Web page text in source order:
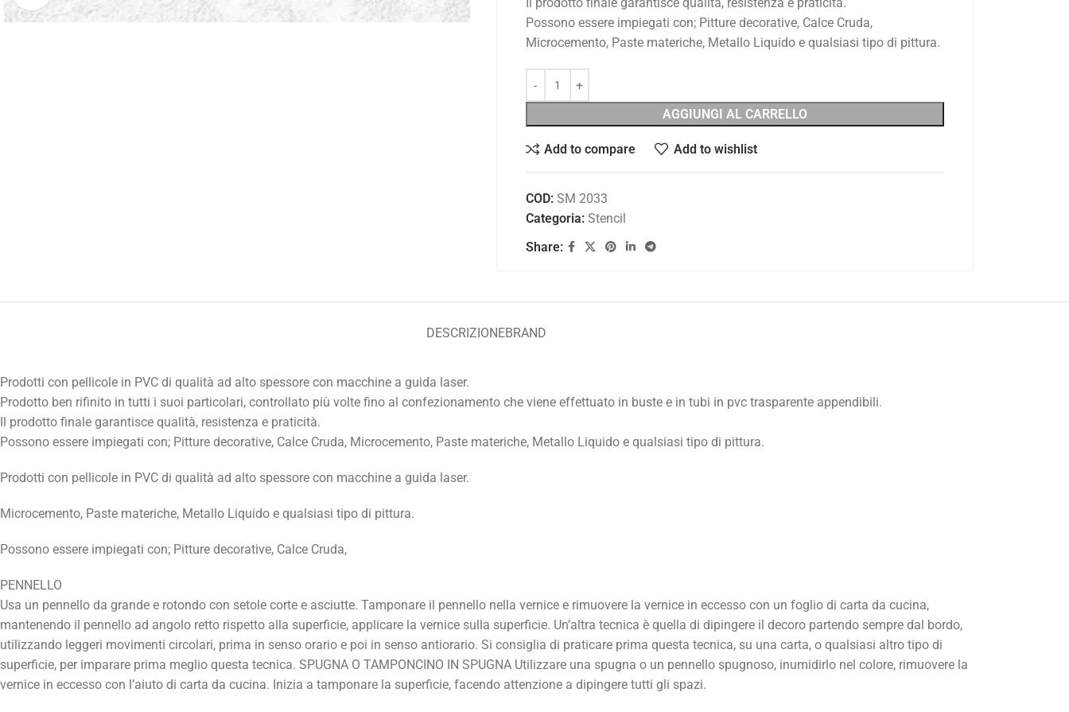
Possono essere impiegati con; Pitture decorative, Calce Cruda,
Microcemento, Paste materiche, Metallo Liquido e qualsiasi tipo di pittura.
AGGIUNGI AL CARRELLO
Add to compare Add to wishlist
COD: SM 2033
Categoria: Stencil
Share:
DESCRIZIONEBRAND
Prodotti con pellicole in PVC di qualità ad alto spessore con macchine a guida laser.
Prodotto ben rifinito in tutti i suoi particolari, controllato più volte fino al confezionamento che viene effettuato in buste e in tubi in pvc trasparente appendibili.
Il prodotto finale garantisce qualità, resistenza e praticità.
Possono essere impiegati con; Pitture decorative, Calce Cruda, Microcemento, Paste materiche, Metallo Liquido e qualsiasi tipo di pittura.
Prodotti con pellicole in PVC di qualità ad alto spessore con macchine a guida laser.
Microcemento, Paste materiche, Metallo Liquido e qualsiasi tipo di pittura.
Possono essere impiegati con; Pitture decorative, Calce Cruda,
PENNELLO
Usa un pennello da grande e rotondo con setole corte e asciutte. Tamponare il pennello nella vernice e rimuovere la vernice in eccesso con un foglio di carta da cucina,
mantenendo il pennello ad angolo retto rispetto alla superficie, applicare la vernice sulla superficie. Un’altra tecnica è quella di dipingere il decoro partendo sempre dal bordo,
utilizzando leggeri movimenti circolari, prima in senso orario e poi in senso antiorario. Si consiglia di praticare prima questa tecnica, su una carta, o qualsiasi altro tipo di
superficie, per imparare prima meglio questa tecnica. SPUGNA O TAMPONCINO IN SPUGNA Utilizzare una spugna o un pennello spugnoso, inumidirlo nel colore, rimuovere la
vernice in eccesso con l’aiuto di carta da cucina. Inizia a tamponare la superficie, facendo attenzione a dipingere tutti gli spazi.